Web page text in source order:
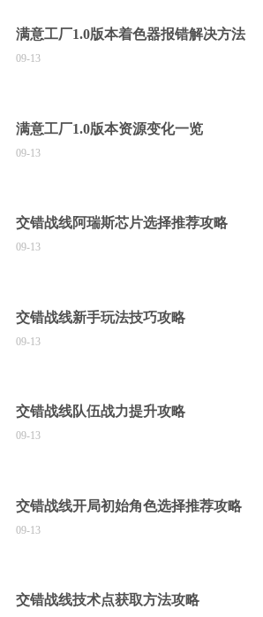
满意工厂1.0版本着色器报错解决方法
09-13
满意工厂1.0版本资源变化一览
09-13
交错战线阿瑞斯芯片选择推荐攻略
09-13
交错战线新手玩法技巧攻略
09-13
交错战线队伍战力提升攻略
09-13
交错战线开局初始角色选择推荐攻略
09-13
交错战线技术点获取方法攻略